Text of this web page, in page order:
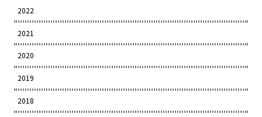
2022
2021
2020
2019
2018